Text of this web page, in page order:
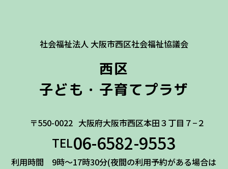
社会福祉法人 大阪市西区社会福祉協議会
西区
子ども・子育てプラザ
〒550-0022 大阪府大阪市西区本田３丁目７−２
TEL06-6582-9553
利用時間 9時～17時30分(夜間の利用予約がある場合は